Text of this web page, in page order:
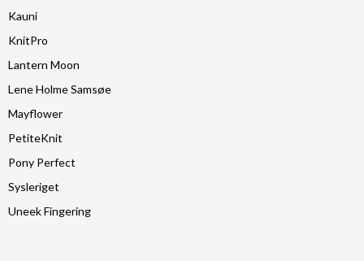
Kauni
KnitPro
Lantern Moon
Lene Holme Samsøe
Mayflower
PetiteKnit
Pony Perfect
Sysleriget
Uneek Fingering